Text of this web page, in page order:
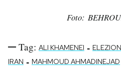
Foto:
Tag: ALI KHAMENEI -
IRAN - MAHMOUD AHMADINEJAD